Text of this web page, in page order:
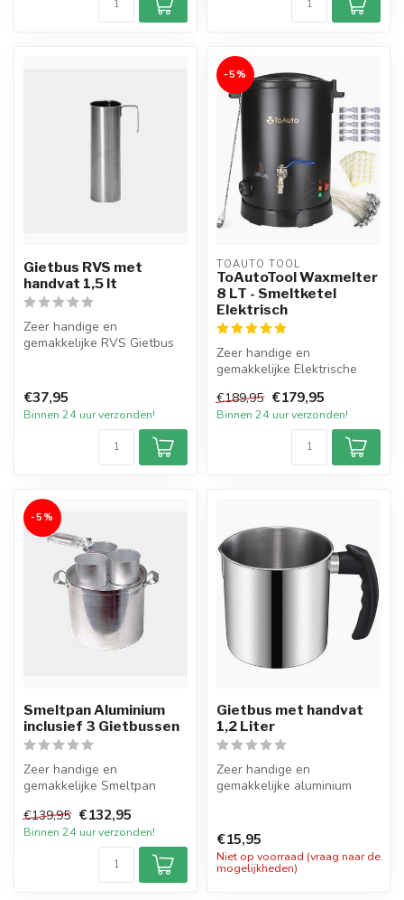
Gietbus RVS met
handvat 1,5 lt
Zeer handige en
gemakkelijke RVS Gietbus
€37,95
Binnen 24 uur verzonden!
-5%
TOAUTO TOOL
ToAutoTool Waxmelter
8 LT - Smeltketel
Elektrisch
Zeer handige en
gemakkelijke Elektrische
van 8 liter v...
€189,95 €179,95
Binnen 24 uur verzonden!
-5%
Smeltpan Aluminium
inclusief 3 Gietbussen
Zeer handige en
gemakkelijke Smeltpan
Gietbussen. Tevens een
han...
€139,95 €132,95
Binnen 24 uur verzonden!
Gietbus met handvat
1,2 Liter
Zeer handige en
gemakkelijke aluminium
€15,95
Niet op voorraad (vraag naar de
mogelijkheden)